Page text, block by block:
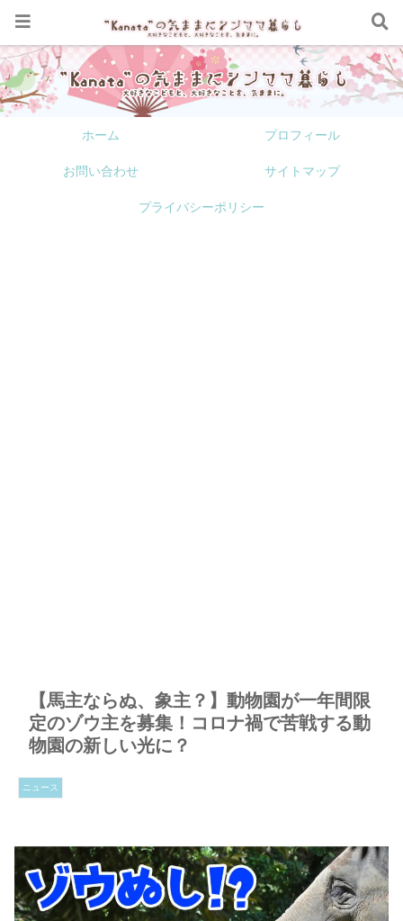
ホーム プロフィール
お問い合わせ サイトマップ
プライバシーポリシー
【馬主ならぬ、象主？】動物園が一年間限
定のゾウ主を募集！コロナ禍で苦戦する動
物園の新しい光に？
ニュース